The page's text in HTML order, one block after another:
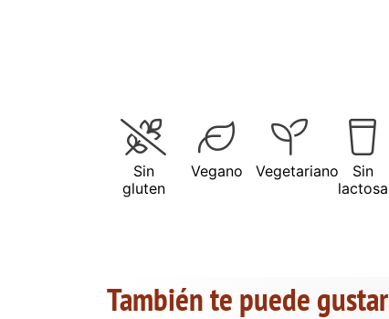
Sin
gluten
Vegano Vegetariano
Sin
lactosa
También te puede gustar